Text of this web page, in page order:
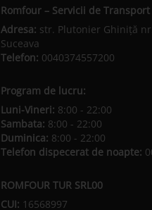
Romfour – Servicii de
Adresa: str. Plutonier Ghiniţă
Suceava
Telefon: 0040374557200
Program de lucru:
Luni-Vineri: 8:00 - 22:00
Sambata: 8:00 - 22:00
Duminica: 8:00 - 22:00
Telefon dispecerat de noapte:
ROMFOUR TUR SRL00
CUI: 16568997